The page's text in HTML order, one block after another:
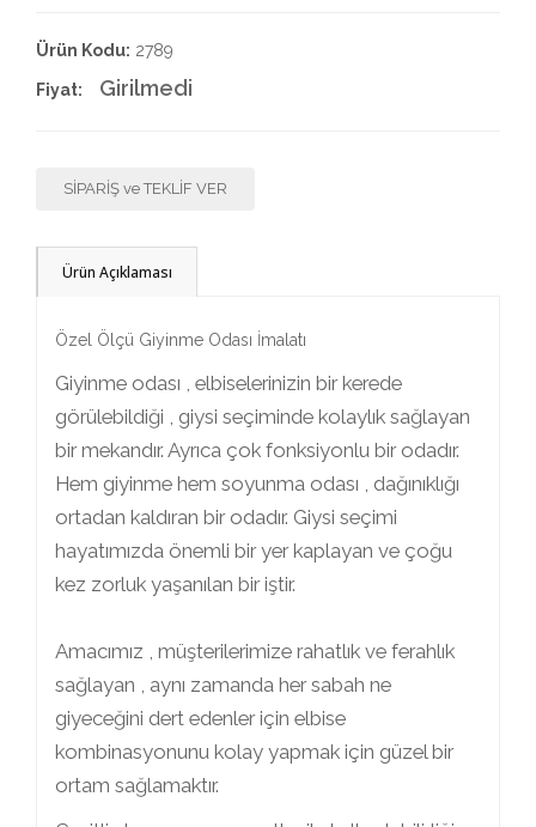
Ürün Kodu: 2789
Fiyat: Girilmedi
SİPARİŞ ve TEKLİF VER
Ürün Açıklaması
Özel Ölçü Giyinme Odası İmalatı
Giyinme odası , elbiselerinizin bir kerede
görülebildiği , giysi seçiminde kolaylık sağlayan
bir mekandır. Ayrıca çok fonksiyonlu bir odadır.
Hem giyinme hem soyunma odası , dağınıklığı
ortadan kaldıran bir odadır. Giysi seçimi
hayatımızda önemli bir yer kaplayan ve çoğu
kez zorluk yaşanılan bir iştir.
Amacımız , müşterilerimize rahatlık ve ferahlık
sağlayan , aynı zamanda her sabah ne
giyeceğini dert edenler için elbise
kombinasyonunu kolay yapmak için güzel bir
ortam sağlamaktır.